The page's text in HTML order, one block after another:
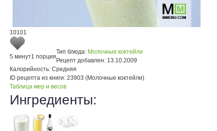
10101
5 минут1 порция
Тип блюда: Молочные коктейли
Рецепт добавлен: 13.10.2009
Калорийность: Средняя
ID рецепта из книги: 23903 (Молочные коктейли)
Таблица мер и весов
Ингредиенты: